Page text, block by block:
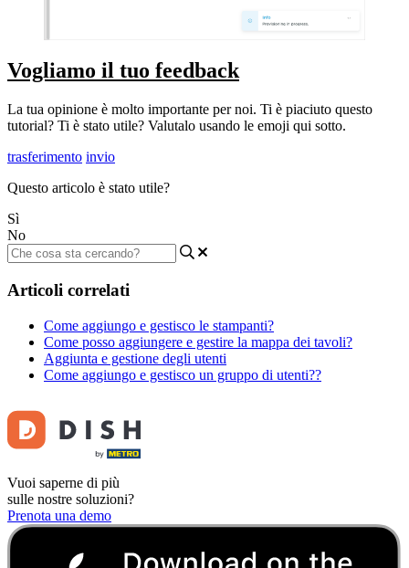
Vogliamo il tuo feedback
La tua opinione è molto importante per noi. Ti è piaciuto questo
tutorial? Ti è stato utile? Valutalo usando le emoji qui sotto.
trasferimento invio
Questo articolo è stato utile?
Sì
No
Articoli correlati
Come aggiungo e gestisco le stampanti?
Come posso aggiungere e gestire la mappa dei tavoli?
Aggiunta e gestione degli utenti
Come aggiungo e gestisco un gruppo di utenti??
Vuoi saperne di più
sulle nostre soluzioni?
Prenota una demo